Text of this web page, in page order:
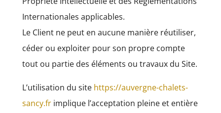
Internationales applicables.
Le Client ne peut en aucune manière réutiliser,
céder ou exploiter pour son propre compte
tout ou partie des éléments ou travaux du Site.
L’utilisation du site https://auvergne-chalets-
sancy.frimplique l’acceptation pleine et entière